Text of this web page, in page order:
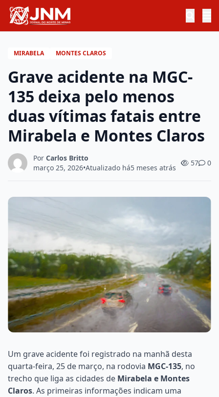
MIRABELA MONTES CLAROS
Grave acidente na MGC-
135 deixa pelo menos
duas vítimas fatais entre
Mirabela e Montes Claros
Por Carlos Britto
março 25, 2026•Atualizado há5 meses atrás
57 0
Um grave acidente foi registrado na manhã desta
quarta-feira, 25 de março, na rodovia MGC-135, no
trecho que liga as cidades de Mirabela e Montes
Claros. As primeiras informações indicam uma